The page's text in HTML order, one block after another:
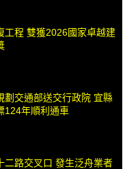
工程 雙獲2026國家卓越建
劃交通部送交行政院 宜縣
124年順利通車
二路交叉口 發生泛舟業者